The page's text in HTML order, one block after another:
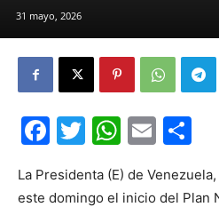
31 mayo, 2026
Facebook
TwitterEmail
La Presidenta (E) de
este domingo el inicio del Plan